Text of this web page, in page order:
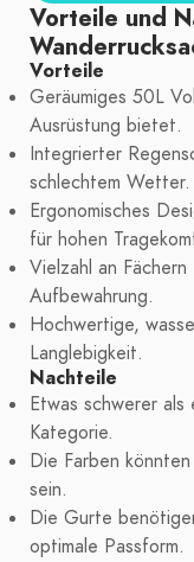
Vorteile und
Vorteile
Geräumiges 50L
Ausrüstung bietet.
Integrierter
schlechtem Wetter.
Ergonomisches
für hohen
Vielzahl an
Aufbewahrung.
Hochwertige,
Langlebigkeit.
Nachteile
Etwas schwerer
Kategorie.
Die Farben
sein.
Die Gurte
optimale Passform.